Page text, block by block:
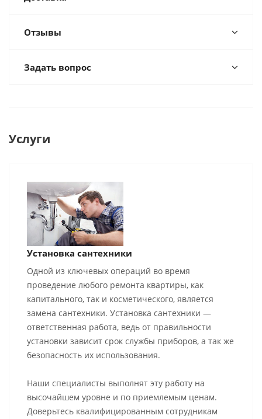
Отзывы
Задать вопрос
Услуги
Установка сантехники
Одной из ключевых операций во время
проведение любого ремонта квартиры, как
капитального, так и косметического, является
замена сантехники. Установка сантехники —
ответственная работа, ведь от правильности
установки зависит срок службы приборов, а так же
безопасность их использования.
Наши специалисты выполнят эту работу на
высочайшем уровне и по приемлемым ценам.
Доверьтесь квалифицированным сотрудникам